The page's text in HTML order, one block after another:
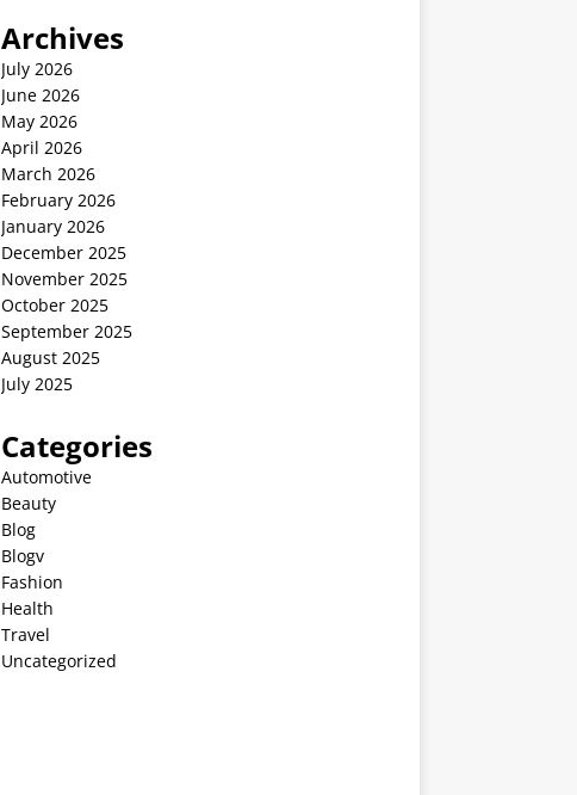
Archives
July 2026
June 2026
May 2026
April 2026
March 2026
February 2026
January 2026
December 2025
November 2025
October 2025
September 2025
August 2025
July 2025
Categories
Automotive
Beauty
Blog
Blogv
Fashion
Health
Travel
Uncategorized